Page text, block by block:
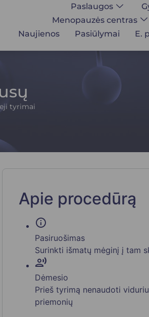
Paslaugos
Menopauzės centras
Naujienos
Pasiūlymai E.
tyrimai
Apie procedūrą
info
Pasiruošimas
Surinkti išmatų mėginį į tam
record_voice_over
Dėmesio
Prieš tyrimą nenaudoti
priemonių